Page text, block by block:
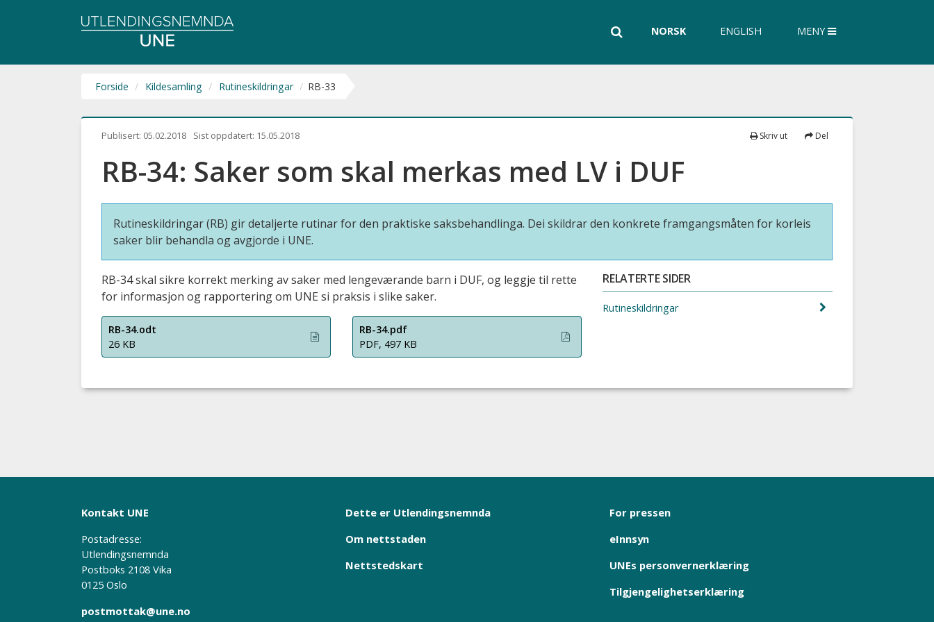
Utlendingsnemnda
UNE
Søk NORSK ENGLISH MENY
Forside Kildesamling Rutineskildringar RB-33
Publisert: 05.02.2018 Sist oppdatert: 15.05.2018 Skriv ut Del
RB-34: Saker som skal merkas med LV i DUF
Rutineskildringar (RB) gir detaljerte rutinar for den praktiske saksbehandlinga. Dei skildrar den konkrete framgangsmåten for korleis
saker blir behandla og avgjorde i UNE.
RB-34 skal sikre korrekt merking av saker med lengeværande barn i DUF, og leggje til rette
for informasjon og rapportering om UNE si praksis i slike saker.
RB-34.odt
26 KB
RB-34.pdf
PDF, 497 KB
RELATERTE SIDER
Rutineskildringar
Kontakt UNE
Postadresse:
Utlendingsnemnda
Postboks 2108 Vika
0125 Oslo
postmottak@une.no
Dette er Utlendingsnemnda
Om nettstaden
Nettstedskart
For pressen
eInnsyn
UNEs personvernerklæring
Tilgjengelighetserklæring